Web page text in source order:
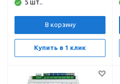
5 шт..
В корзину
Купить в 1 клик